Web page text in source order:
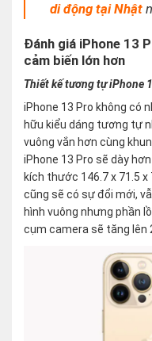
di động tại Nhật
Đánh giá iPhone 13
cảm biến lớn hơn
Thiết kế tương tự iPhone
iPhone 13 Pro không có
hữu kiểu dáng tương tự
vuông vắn hơn cùng
iPhone 13 Pro sẽ dày
kích thước 146.7 x 71.5
cũng sẽ có sự đổi mới,
hình vuông nhưng phần
cụm camera sẽ tăng lên